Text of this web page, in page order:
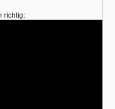
richtig: